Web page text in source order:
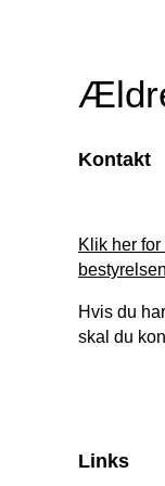
Kontakt
Klik her
bestyrelsen
Hvis du
skal du
Links